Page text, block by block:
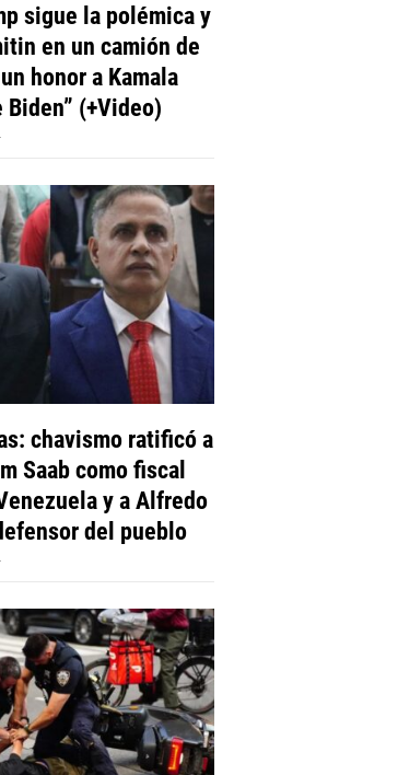
sigue la polémica y
en un camión de
honor a Kamala
(+Video)
chavismo ratificó a
Saab como fiscal
y a Alfredo
del pueblo